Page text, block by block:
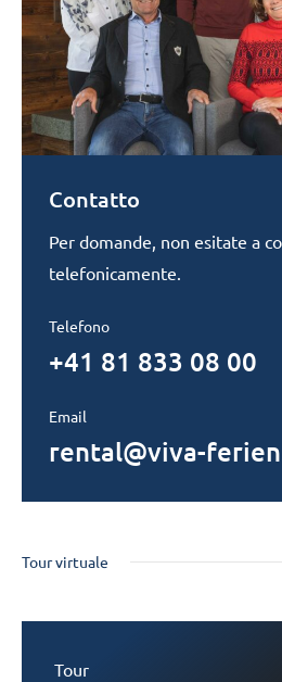
Contatto
Per domande, non esitate a
telefonicamente.
Telefono
+41 81 833 08 00
Email
rental@viva-
Tour virtuale
Tour